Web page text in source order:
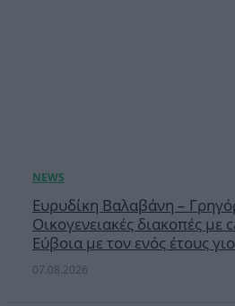
Ευρυδίκη Βαλαβάνη –
Οικογενειακές διακοπές με
Εύβοια με τον ενός έτους
07.08.2026